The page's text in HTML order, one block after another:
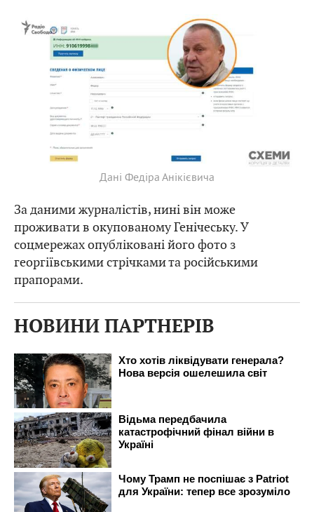
Дані Федіра Анікієвича
За даними журналістів, нині він може
проживати в окупованому Генічеську. У
соцмережах опубліковані його фото з
георгіївськими стрічками та російськими
прапорами.
НОВИНИ ПАРТНЕРІВ